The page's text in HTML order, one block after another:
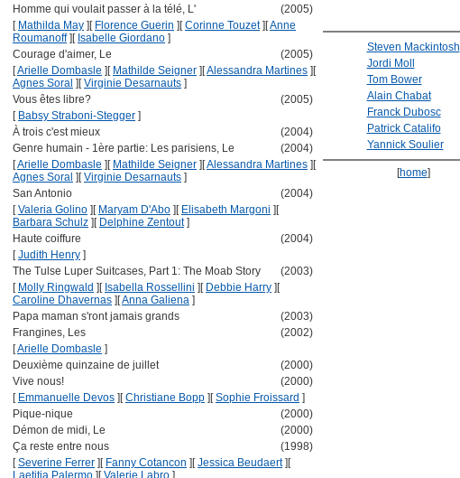
Homme qui voulait passer à la télé, L'
(2005)
[ Mathilda May ] [ Florence Guerin ] [Corinne Touzet] [Anne
Roumanoff] [ Isabelle Giordano ]
Courage d'aimer, Le
(2005)
[Arielle Dombasle ] [ Mathilde Seigner ] [Alessandra Martines ] [
Agnes Soral ] [Virginie Desarnauts ]
Vous êtes libre?
(2005)
[ Babsy Straboni-Stegger ]
À trois c'est mieux
(2004)
Genre humain - 1ère partie: Les parisiens, Le
(2004)
[Arielle Dombasle ] [ Mathilde Seigner ] [Alessandra Martines ] [
Agnes Soral ] [Virginie Desarnauts ]
San Antonio
(2004)
[Valeria Golino ] [ Maryam D'Abo ] [ Elisabeth Margoni ] [
Barbara Schulz ] [ Delphine Zentout]
Haute coiffure
(2004)
[Judith Henry ]
The Tulse Luper Suitcases, Part 1: The Moab Story
(2003)
[ Molly Ringwald ] [ Isabella Rossellini ] [ Debbie Harry ] [
Caroline Dhavernas ] [Anna Galiena ]
Papa maman s'ront jamais grands
(2003)
Frangines, Les
(2002)
[Arielle Dombasle ]
Deuxième quinzaine de juillet
(2000)
Vive nous!
(2000)
[ Emmanuelle Devos ] [Christiane Bopp ] [Sophie Froissard ]
Pique-nique
(2000)
Démon de midi, Le
(2000)
Ça reste entre nous
(1998)
[Severine Ferrer ] [ Fanny Cotancon ] [Jessica Beudaert] [
Laetitia Palermo ] [Valerie Labro ]
Steven Mackintosh
Jordi Moll
Tom Bower
Alain Chabat
Franck Dubosc
Patrick Catalifo
Yannick Soulier
[home]